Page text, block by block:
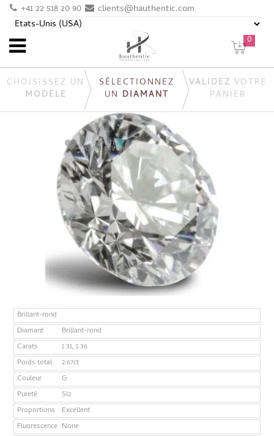
+41 22 518 20 90 clients@hauthentic.com
0
CHOISISSEZ UN
MODÈLE
SÉLECTIONNEZ
UN DIAMANT
VALIDEZ VOTRE
PANIER
AJOUTER
À MES FAVORIS
Brillant-rond
Diamant
Brillant-rond
Carats
1.31, 1.36
Poids total
2.67ct
Couleur
G
Pureté
SI2
Proportions
Excellent
Fluorescence None